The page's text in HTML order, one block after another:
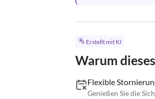
Erstellt mit KI
Warum
Flexible
Genießen Sie die